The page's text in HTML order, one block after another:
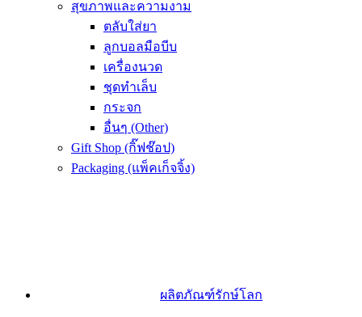
สุขภาพและความงาม
ตลับใส่ยา
ลูกบอลมือบีบ
เครื่องนวด
ชุดทำเล็บ
กระจก
อื่นๆ (Other)
Gift Shop (กิ๊ฟช๊อป)
Packaging (แพ็คเก็จจิ้ง)
ผลิตภัณฑ์รักษ์โลก